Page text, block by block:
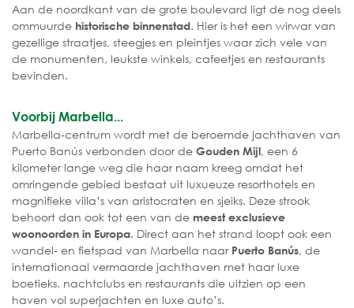
Aan de noordkant van de grote boulevard ligt de nog deels
ommuurde historische binnenstad. Hier is het een wirwar van
gezellige straatjes, steegjes en pleintjes waar zich vele van
de monumenten, leukste winkels, cafeetjes en restaurants
bevinden.
Voorbij Marbella...
Marbella-centrum wordt met de beroemde jachthaven van
Puerto Banús verbonden door de Gouden Mijl, een 6
kilometer lange weg die haar naam kreeg omdat het
omringende gebied bestaat uit luxueuze resorthotels en
magnifieke villa’s van aristocraten en sjeiks. Deze strook
behoort dan ook tot een van de meest exclusieve
woonoorden in Europa. Direct aan het strand loopt ook een
wandel- en fietspad van Marbella naar Puerto Banús, de
internationaal vermaarde jachthaven met haar luxe
boetieks, nachtclubs en restaurants die uitzien op een
haven vol superjachten en luxe auto’s.